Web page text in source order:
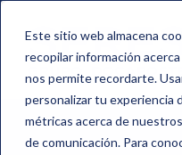
Este sitio web almacena
recopilar información
nos permite recordarte.
personalizar tu experiencia
métricas acerca de
de comunicación. Para